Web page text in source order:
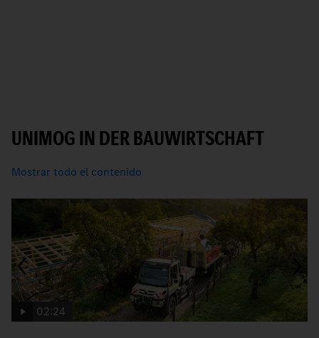
UNIMOG IN DER BAUWIRTSCHAFT
Mostrar todo el contenido
02:24